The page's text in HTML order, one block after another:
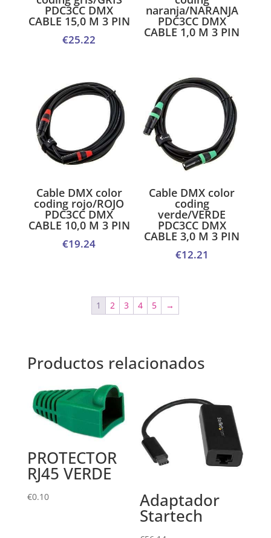
PDC3CC DMX
CABLE 15,0 M 3 PIN
€25.22
naranja/NARANJA
PDC3CC DMX
CABLE 1,0 M 3 PIN
Cable DMX color
coding rojo/ROJO
PDC3CC DMX
CABLE 10,0 M 3 PIN
€19.24
Cable DMX color
coding
verde/VERDE
PDC3CC DMX
CABLE 3,0 M 3 PIN
€12.21
1 2 3 4 5 →
Productos relacionados
PROTECTOR
RJ45 VERDE
€0.10 Adaptador
Startech